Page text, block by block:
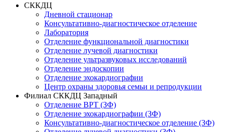
СККДЦ
Дневной стационар
Консультативно-диагностическое отделение
Лаборатория
Отделение функциональной диагностики
Отделение лучевой диагностики
Отделение ультразвуковых исследований
Отделение эндоскопии
Отделение эхокардиографии
Центр охраны здоровья семьи и репродукции
Филиал СККДЦ Западный
Отделение ВРТ (ЗФ)
Отделение эхокардиографии (ЗФ)
Консультативно-диагностическое отделение (ЗФ)